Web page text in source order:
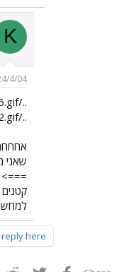
K
4/04
../images/Emo32.gif
שאני
===>
here.